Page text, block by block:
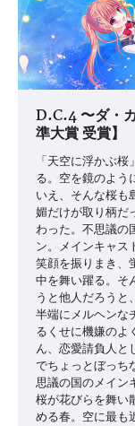
D.C.4 〜ダ・
準大賞 受賞】
「天空に浮かぶ
る。空を鏡のよう
いえ、そんな桜も
媚だけが取り柄だ
わった。不思議の
ン。メインキャス
笑顔を振りまき、
中を舞い躍る。そ
うと他人だろうと
半端にメルヘンな
るくせに機嫌のよ
ん、恋愛請負人と
でちょっとぼっち
思議の国のメイン
桜が花びらを舞い
める春。空に最も